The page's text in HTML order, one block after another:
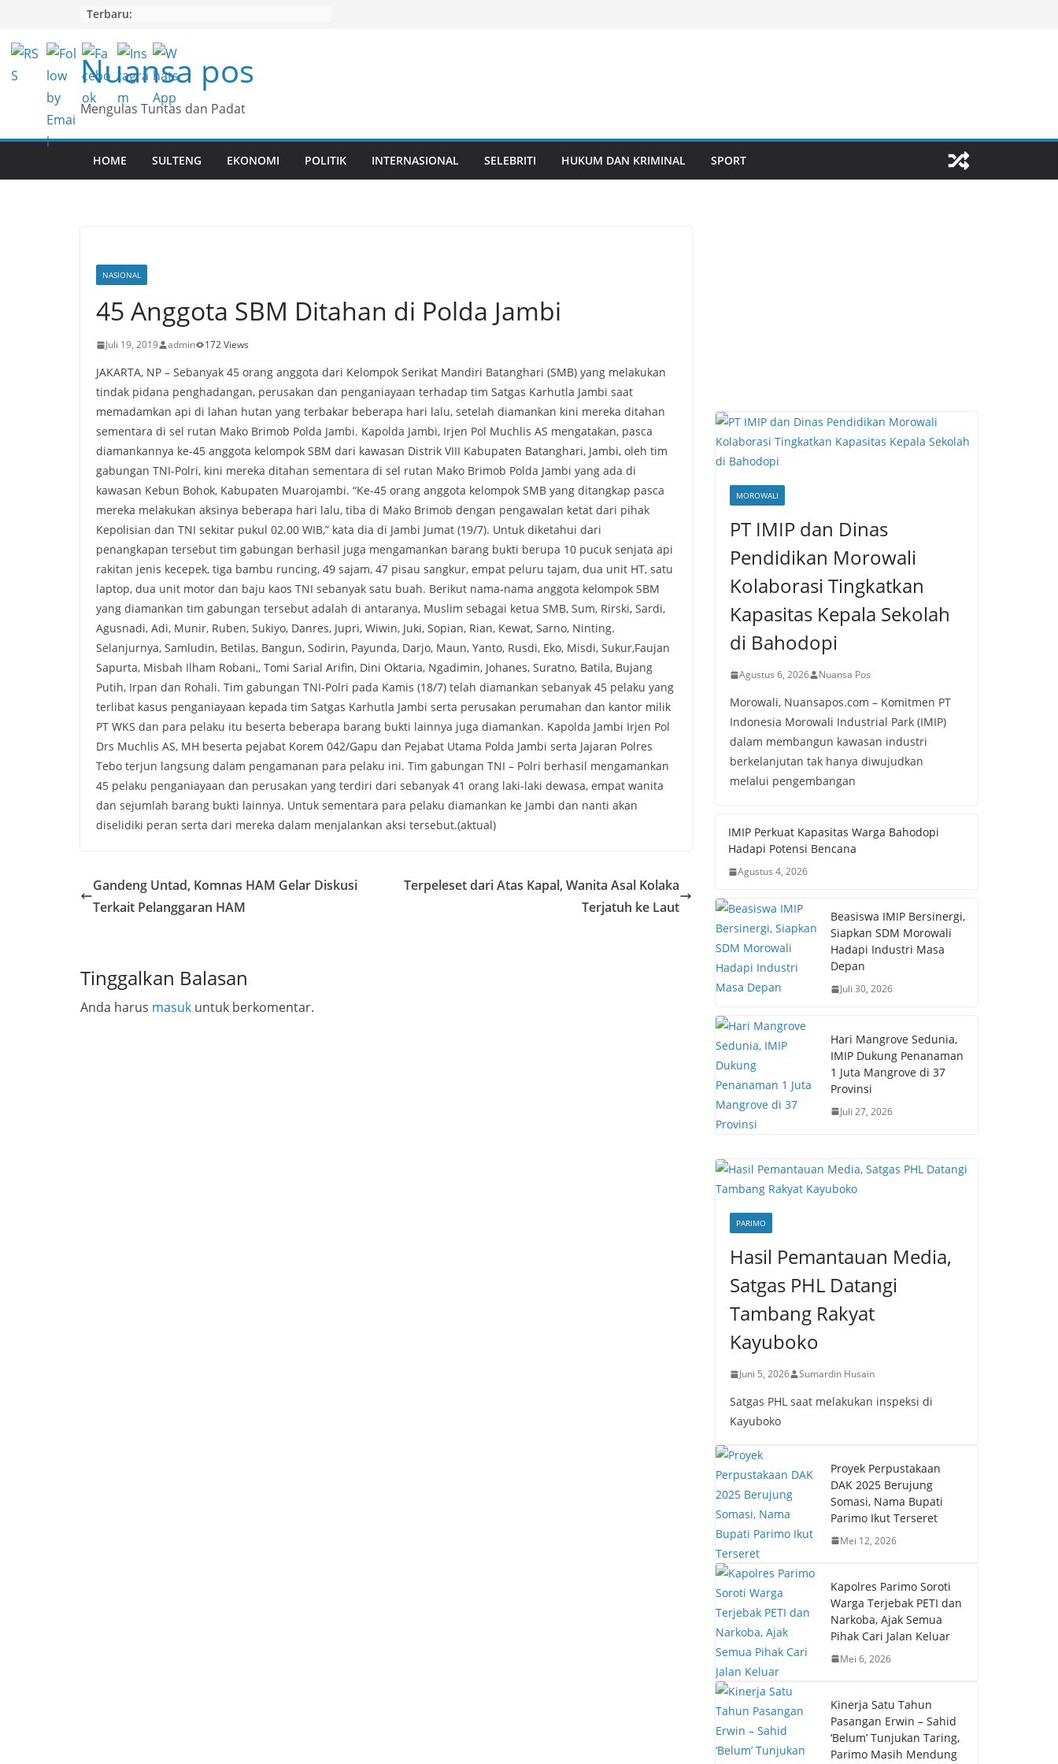
content
Terbaru:
Nuansa pos
Mengulas Tuntas dan Padat
HOME SULTENG EKONOMI POLITIK INTERNASIONAL SELEBRITI HUKUM DAN KRIMINAL SPORT
NASIONAL
45 Anggota SBM Ditahan di Polda Jambi
Juli 19, 2019 admin 172 Views
JAKARTA, NP – Sebanyak 45 orang anggota dari Kelompok Serikat Mandiri Batanghari (SMB) yang melakukan
tindak pidana penghadangan, perusakan dan penganiayaan terhadap tim Satgas Karhutla Jambi saat
memadamkan api di lahan hutan yang terbakar beberapa hari lalu, setelah diamankan kini mereka ditahan
sementara di sel rutan Mako Brimob Polda Jambi. Kapolda Jambi, Irjen Pol Muchlis AS mengatakan, pasca
diamankannya ke-45 anggota kelompok SBM dari kawasan Distrik VIII Kabupaten Batanghari, Jambi, oleh tim
gabungan TNI-Polri, kini mereka ditahan sementara di sel rutan Mako Brimob Polda Jambi yang ada di
kawasan Kebun Bohok, Kabupaten Muarojambi. “Ke-45 orang anggota kelompok SMB yang ditangkap pasca
mereka melakukan aksinya beberapa hari lalu, tiba di Mako Brimob dengan pengawalan ketat dari pihak
Kepolisian dan TNI sekitar pukul 02.00 WIB,” kata dia di Jambi Jumat (19/7). Untuk diketahui dari
penangkapan tersebut tim gabungan berhasil juga mengamankan barang bukti berupa 10 pucuk senjata api
rakitan jenis kecepek, tiga bambu runcing, 49 sajam, 47 pisau sangkur, empat peluru tajam, dua unit HT, satu
laptop, dua unit motor dan baju kaos TNI sebanyak satu buah. Berikut nama-nama anggota kelompok SBM
yang diamankan tim gabungan tersebut adalah di antaranya, Muslim sebagai ketua SMB, Sum, Rirski, Sardi,
Agusnadi, Adi, Munir, Ruben, Sukiyo, Danres, Jupri, Wiwin, Juki, Sopian, Rian, Kewat, Sarno, Ninting.
Selanjurnya, Samludin, Betilas, Bangun, Sodirin, Payunda, Darjo, Maun, Yanto, Rusdi, Eko, Misdi, Sukur,Faujan
Sapurta, Misbah Ilham Robani,, Tomi Sarial Arifin, Dini Oktaria, Ngadimin, Johanes, Suratno, Batila, Bujang
Putih, Irpan dan Rohali. Tim gabungan TNI-Polri pada Kamis (18/7) telah diamankan sebanyak 45 pelaku yang
terlibat kasus penganiayaan kepada tim Satgas Karhutla Jambi serta perusakan perumahan dan kantor milik
PT WKS dan para pelaku itu beserta beberapa barang bukti lainnya juga diamankan. Kapolda Jambi Irjen Pol
Drs Muchlis AS, MH beserta pejabat Korem 042/Gapu dan Pejabat Utama Polda Jambi serta Jajaran Polres
Tebo terjun langsung dalam pengamanan para pelaku ini. Tim gabungan TNI – Polri berhasil mengamankan
45 pelaku penganiayaan dan perusakan yang terdiri dari sebanyak 41 orang laki-laki dewasa, empat wanita
dan sejumlah barang bukti lainnya. Untuk sementara para pelaku diamankan ke Jambi dan nanti akan
diselidiki peran serta dari mereka dalam menjalankan aksi tersebut.(aktual)
Gandeng Untad, Komnas HAM Gelar Diskusi
Terkait Pelanggaran HAM
Terpeleset dari Atas Kapal, Wanita Asal Kolaka
Terjatuh ke Laut
Tinggalkan Balasan
Anda harus masuk untuk berkomentar.
MOROWALI
PT IMIP dan Dinas
Pendidikan Morowali
Kolaborasi Tingkatkan
Kapasitas Kepala Sekolah
di Bahodopi
Agustus 6, 2026 Nuansa Pos
Morowali, Nuansapos.com – Komitmen PT
Indonesia Morowali Industrial Park (IMIP)
dalam membangun kawasan industri
berkelanjutan tak hanya diwujudkan
melalui pengembangan
IMIP Perkuat Kapasitas Warga Bahodopi
Hadapi Potensi Bencana
Agustus 4, 2026
Beasiswa IMIP Bersinergi,
Siapkan SDM Morowali
Hadapi Industri Masa
Depan
Juli 30, 2026
Hari Mangrove Sedunia,
IMIP Dukung Penanaman
1 Juta Mangrove di 37
Provinsi
Juli 27, 2026
PARIMO
Hasil Pemantauan Media,
Satgas PHL Datangi
Tambang Rakyat
Kayuboko
Juni 5, 2026 Sumardin Husain
Satgas PHL saat melakukan inspeksi di
Kayuboko
Proyek Perpustakaan
DAK 2025 Berujung
Somasi, Nama Bupati
Parimo Ikut Terseret
Mei 12, 2026
Kapolres Parimo Soroti
Warga Terjebak PETI dan
Narkoba, Ajak Semua
Pihak Cari Jalan Keluar
Mei 6, 2026
Kinerja Satu Tahun
Pasangan Erwin – Sahid
‘Belum’ Tunjukan Taring,
Parimo Masih Mendung